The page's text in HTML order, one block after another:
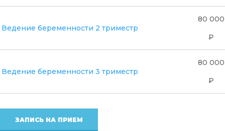
Ведение беременности 2 триместр
80 000
₽
Ведение беременности 3 триместр
80 000
₽
ЗАПИСЬ НА ПРИЕМ